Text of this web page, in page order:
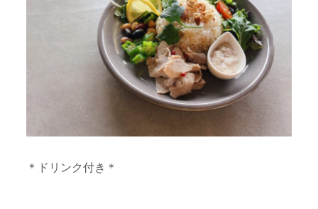
＊ドリンク付き＊